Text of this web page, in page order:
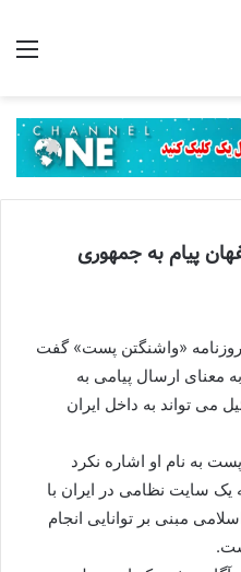
پیام به جمهوری
«واشنگتن پست» گفت
معنای ارسال پیامی به
می تواند به داخل ایران
به نام او اشاره نکرد
یک سایت نظامی در ایران با
مبنی بر توانایی انجام